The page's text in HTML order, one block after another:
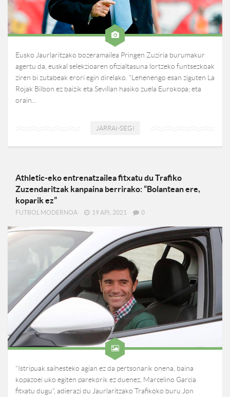
Eusko Jaurlaritzako bozeramailea Pringen Zuziria burumakur
agertu da, euskal selekzioaren ofizialtasuna lortzeko funtsezkoak
ziren bi zutabeak erori egin direlako. “Lehenengo esan ziguten La
Rojak Bilbon ez baizik eta Sevillan hasiko zuela Eurokopa; eta
orain...
JARRAI-SEGI
Athletic-eko entrenatzailea fitxatu du Trafiko
Zuzendaritzak kanpaina berrirako: “Bolantean ere,
koparik ez”
FUTBOL MODERNOA 19 API, 2021 0
“Istripuak saihesteko agian ez da pertsonarik onena, baina
kopazoei uko egiten parekorik ez duenez, Marcelino Garcia
fitxatu dugu”, adierazi du Jaurlaritzako Trafikoko buru Jon